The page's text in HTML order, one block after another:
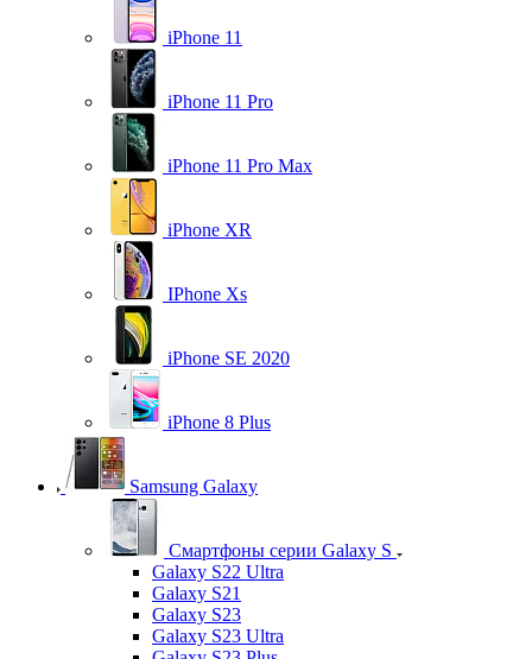
iPhone 11
iPhone 11 Pro
iPhone 11 Pro Max
iPhone XR
IPhone Xs
iPhone SE 2020
iPhone 8 Plus
Samsung Galaxy
Смартфоны серии Galaxy S
Galaxy S22 Ultra
Galaxy S21
Galaxy S23
Galaxy S23 Ultra